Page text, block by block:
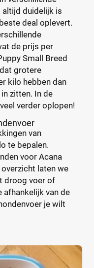
altijd duidelijk is
deal oplevert.
de prijs per
Small Breed
grotere
kilo hebben dan
zitten. In de
verder oplopen!
van
te bepalen.
voor Acana
laten we
droog voer of
afhankelijk van de
je wilt